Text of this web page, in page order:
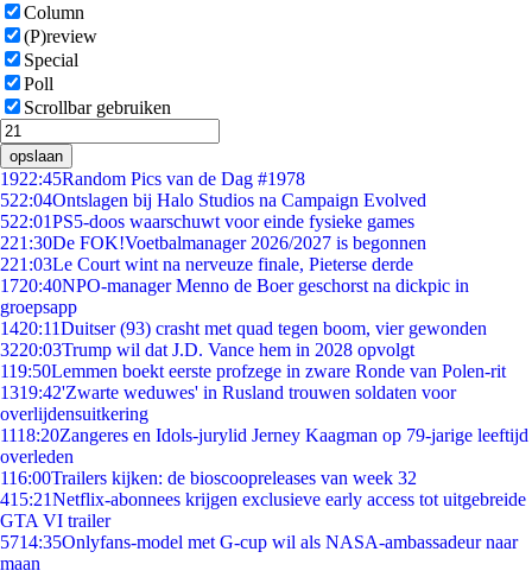
Column
(P)review
Special
Poll
Scrollbar gebruiken
opslaan
1922:45Random Pics van de Dag #1978
522:04Ontslagen bij Halo Studios na Campaign Evolved
522:01PS5-doos waarschuwt voor einde fysieke games
221:30De FOK!Voetbalmanager 2026/2027 is begonnen
221:03Le Court wint na nerveuze finale, Pieterse derde
1720:40NPO-manager Menno de Boer geschorst na dickpic in
groepsapp
1420:11Duitser (93) crasht met quad tegen boom, vier gewonden
3220:03Trump wil dat J.D. Vance hem in 2028 opvolgt
119:50Lemmen boekt eerste profzege in zware Ronde van Polen-rit
1319:42'Zwarte weduwes' in Rusland trouwen soldaten voor
overlijdensuitkering
1118:20Zangeres en Idols-jurylid Jerney Kaagman op 79-jarige leeftijd
overleden
116:00Trailers kijken: de bioscoopreleases van week 32
415:21Netflix-abonnees krijgen exclusieve early access tot uitgebreide
GTA VI trailer
5714:35Onlyfans-model met G-cup wil als NASA-ambassadeur naar
maan